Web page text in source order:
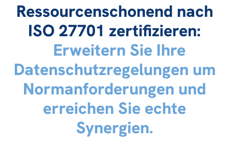
Ressourcenschonend nach
ISO 27701 zertifizieren:
Erweitern Sie Ihre
Datenschutzregelungen um
Normanforderungen und
erreichen Sie echte
Synergien.